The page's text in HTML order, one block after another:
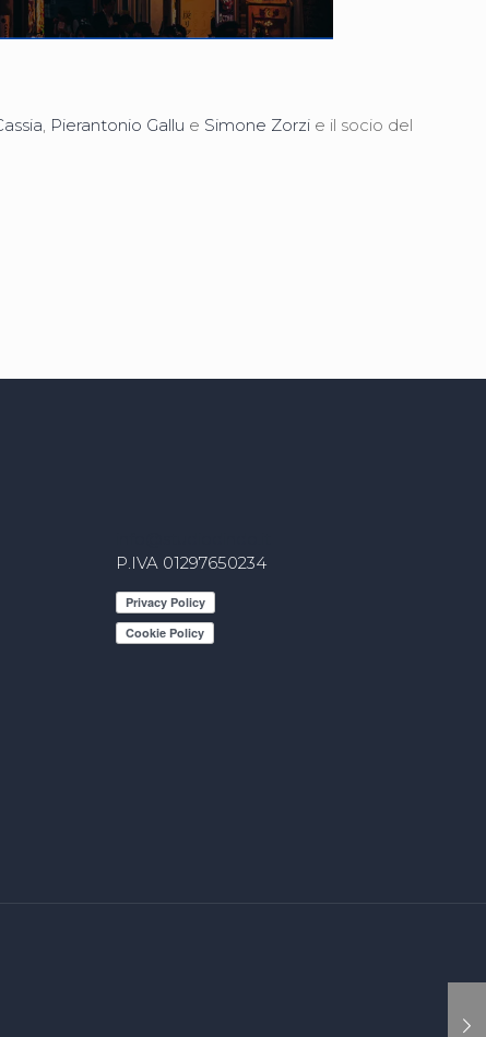
, Pierantonio Gallu e Simone Zorzie il socio del
P.IVA 01297650234